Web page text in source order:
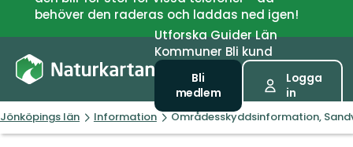
behöver den raderas och laddas ned igen!
UtforskaGuiderLän
Kommuner Bli kund
Bli
medlem
Logga
in
Jönköpings län Information Områdesskyddsinformation,